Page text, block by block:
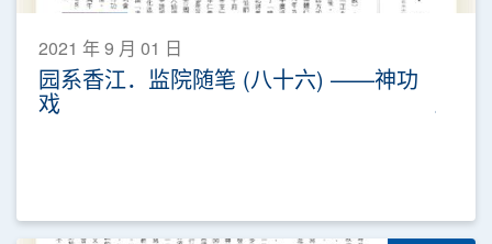
2021 年 9 月 01 日
园系香江．监院随笔 (八十六) ——神功
戏